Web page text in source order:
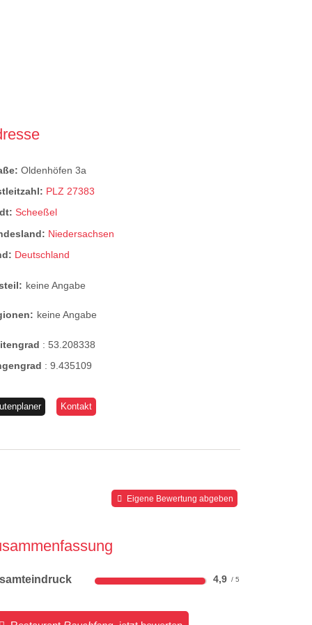
Oldenhöfen 3a
PLZ 27383
Scheeßel
Niedersachsen
Deutschland
keine Angabe
keine Angabe
:53.208338
:9.435109
Kontakt
Eigene Bewertung abgeben
4,9